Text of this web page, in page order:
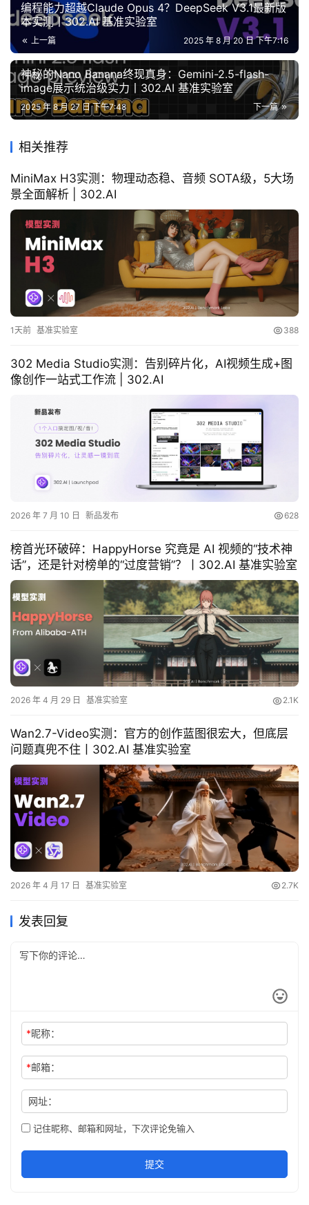
编程能力超越Claude Opus 4？DeepSeek V3.1最新版
本实测丨302.AI 基准实验室
上一篇 2025 年 8 月 20 日 下午7:16
神秘的Nano Banana终现真身：Gemini-2.5-flash-
image展示统治级实力丨302.AI 基准实验室
下一篇
2025 年 8 月 27 日 下午7:48
相关推荐
MiniMax H3实测：物理动态稳、音频 SOTA级，5大场
景全面解析 | 302.AI
1天前 基准实验室 388
302 Media Studio实测：告别碎片化，AI视频生成+图
像创作一站式工作流 | 302.AI
2026 年 7 月 10 日 新品发布 628
榜首光环破碎：HappyHorse 究竟是 AI 视频的“技术神
话”，还是针对榜单的“过度营销”？丨302.AI 基准实验室
2026 年 4 月 29 日 基准实验室 2.1K
Wan2.7-Video实测：官方的创作蓝图很宏大，但底层
问题真兜不住丨302.AI 基准实验室
2026 年 4 月 17 日 基准实验室 2.7K
发表回复
*昵称：
*邮箱：
网址：
记住昵称、邮箱和网址，下次评论免输入
提交